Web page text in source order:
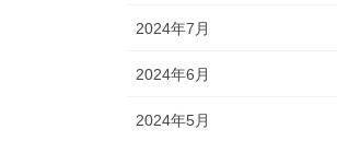
2024年7月
2024年6月
2024年5月